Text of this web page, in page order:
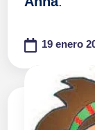
19 enero